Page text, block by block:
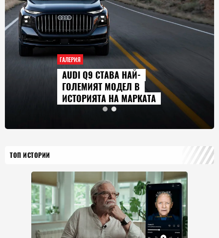
ГАЛЕРИЯ
AUDI Q9 СТАВА НАЙ-
ГОЛЕМИЯТ МОДЕЛ В
ИСТОРИЯТА НА МАРКАТА
ТОП ИСТОРИИ